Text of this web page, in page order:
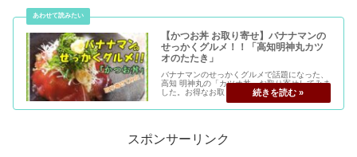
【かつお丼 お取り寄せ】バナナマンの
せっかくグルメ！！「高知明神丸カツ
オのたたき」
バナナマンのせっかくグルメで話題になった、
高知 明神丸の「カツオ丼」お取り寄せしてみま
した。お得なお取り寄せ方法や味・ボリューム
をご紹介。番組終了後サイトがダウンするほど
話題になったカツオのたたき、おすすめです！
スポンサーリンク